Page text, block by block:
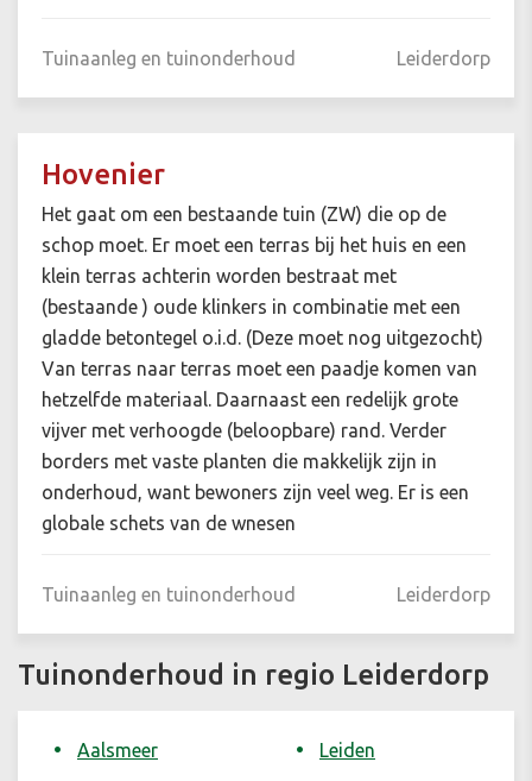
Tuinaanleg en tuinonderhoud Leiderdorp
Hovenier
Het gaat om een bestaande tuin (ZW) die op de
schop moet. Er moet een terras bij het huis en een
klein terras achterin worden bestraat met
(bestaande ) oude klinkers in combinatie met een
gladde betontegel o.i.d. (Deze moet nog uitgezocht)
Van terras naar terras moet een paadje komen van
hetzelfde materiaal. Daarnaast een redelijk grote
vijver met verhoogde (beloopbare) rand. Verder
borders met vaste planten die makkelijk zijn in
onderhoud, want bewoners zijn veel weg. Er is een
globale schets van de wnesen
Tuinaanleg en tuinonderhoud Leiderdorp
Tuinonderhoud in regio Leiderdorp
Aalsmeer
Leiden